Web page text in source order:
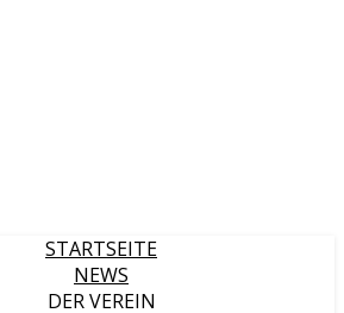
STARTSEITE
NEWS
DER VEREIN